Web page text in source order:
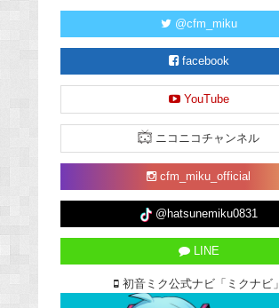
@cfm_miku
facebook
YouTube
ニコニコチャンネル
cfm_miku_official
@hatsunemiku0831
LINE
初音ミク公式ナビ「ミクナビ」